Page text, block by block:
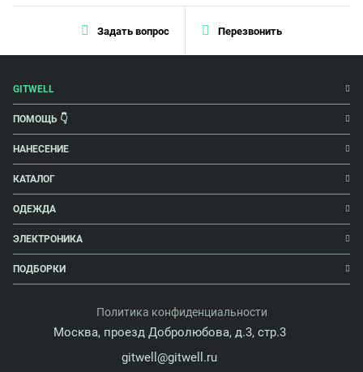
Задать вопрос Перезвонить
GITWELL
ПОМОЩЬ 👇
НАНЕСЕНИЕ
КАТАЛОГ
ОДЕЖДА
ЭЛЕКТРОНИКА
ПОДБОРКИ
Политика конфиденциальности
Москва, проезд Добролюбова, д.3, стр.3
gitwell@gitwell.ru